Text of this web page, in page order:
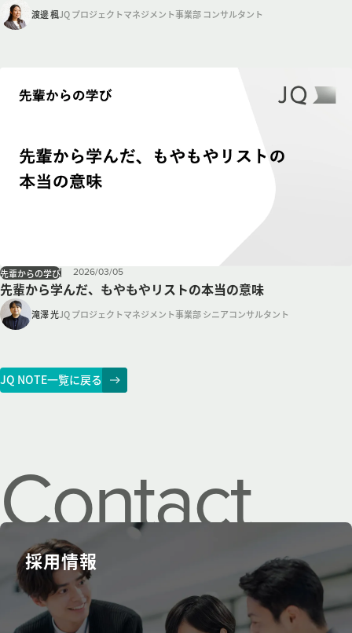
渡邊 楓JQ プロジェクトマネジメント事業部 コンサルタント
先輩から学んだ、もやもやリストの本当の意味
先輩からの学び 2026/03/05
滝澤 光JQ プロジェクトマネジメント事業部 シニアコンサルタント
JQ NOTE一覧に戻る
Contact
us.
採用情報